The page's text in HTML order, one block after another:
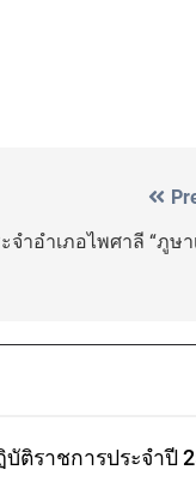
ำอำเภอไพศาลี “ภูษา
ติราชการประจำปี